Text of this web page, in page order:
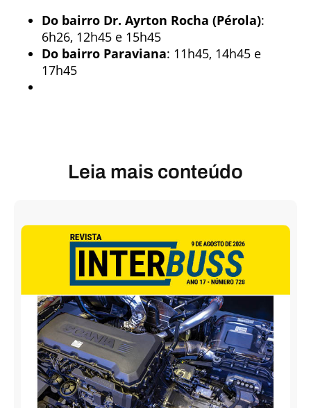
Do bairro Dr. Ayrton Rocha (Pérola):
6h26, 12h45 e 15h45
Do bairro Paraviana: 11h45, 14h45 e
17h45
Leia mais conteúdo